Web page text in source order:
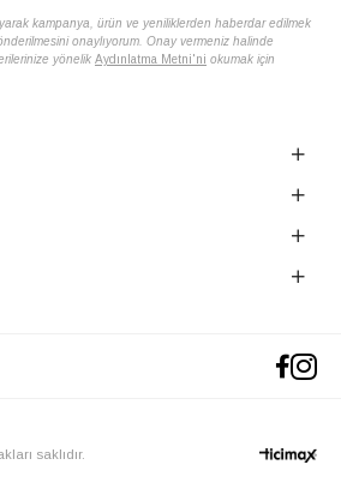
kampanya, ürün ve yeniliklerden haberdar edilmek
onaylıyorum. Onay vermeniz halinde
yönelik Aydınlatma Metni'ni okumak için
saklıdır.